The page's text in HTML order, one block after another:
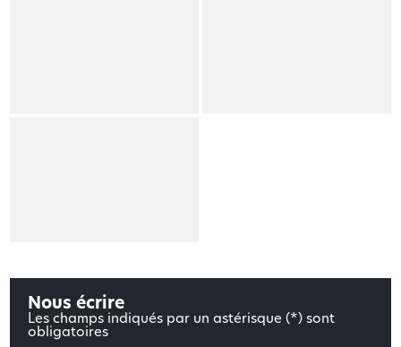
Nous écrire
Les champs indiqués par un astérisque (*) sont
obligatoires